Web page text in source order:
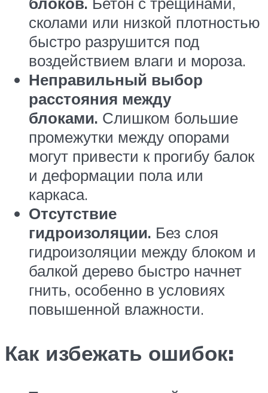
сколами или низкой плотностью
быстро разрушится под
воздействием влаги и мороза.
Неправильный выбор
расстояния между
блоками. Слишком большие
промежутки между опорами
могут привести к прогибу балок
и деформации пола или
каркаса.
Отсутствие
гидроизоляции. Без слоя
гидроизоляции между блоком и
балкой дерево быстро начнет
гнить, особенно в условиях
повышенной влажности.
Как избежать ошибок: